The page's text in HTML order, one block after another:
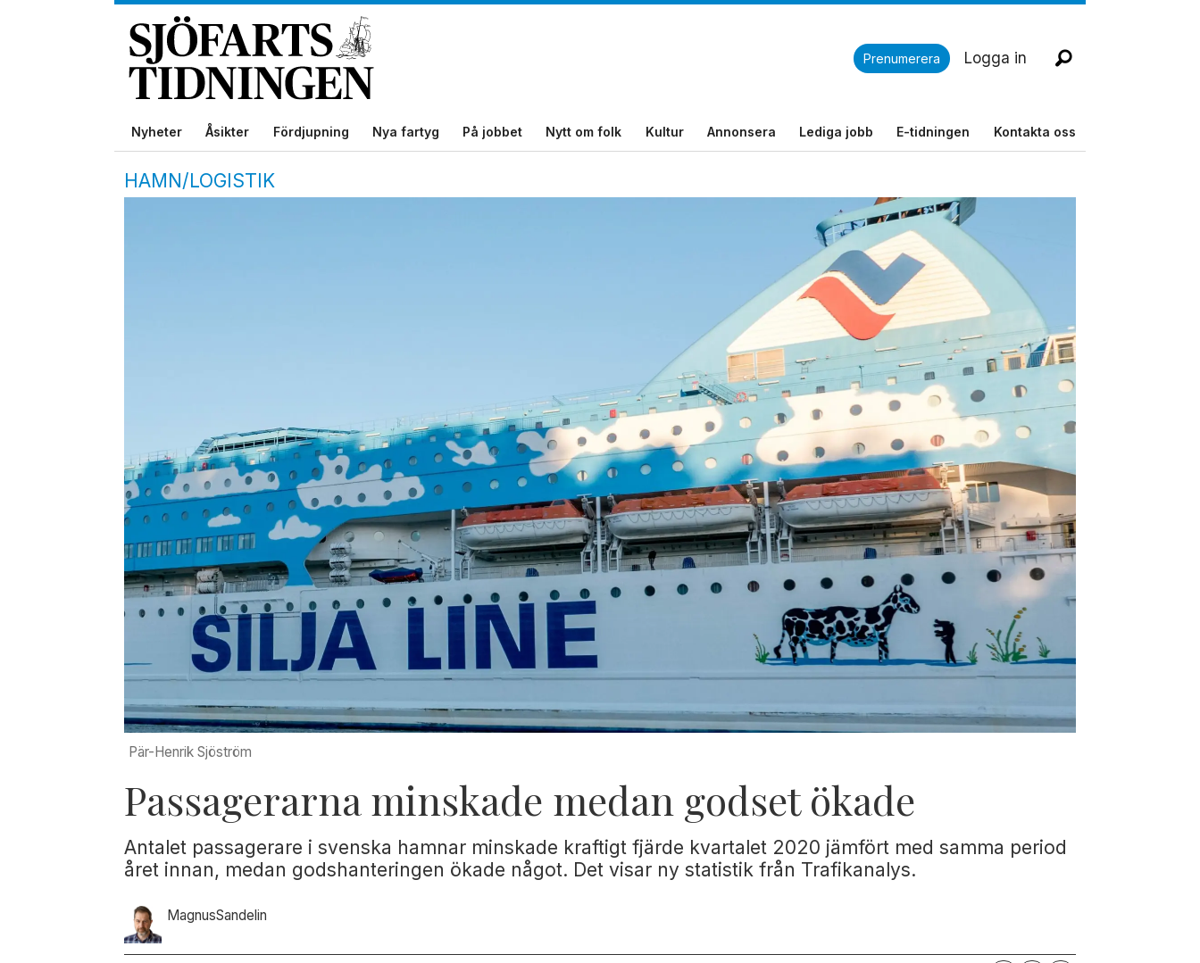
Prenumerera Logga in
Nyheter Åsikter Fördjupning Nya fartyg På jobbet Nytt om folk Kultur Annonsera Lediga jobb E-tidningen Kontakta oss
HAMN/LOGISTIK
Pär-Henrik Sjöström
Passagerarna minskade medan godset ökade
Antalet passagerare i svenska hamnar minskade kraftigt fjärde kvartalet 2020 jämfört med samma period
året innan, medan godshanteringen ökade något. Det visar ny statistik från Trafikanalys.
MagnusSandelin